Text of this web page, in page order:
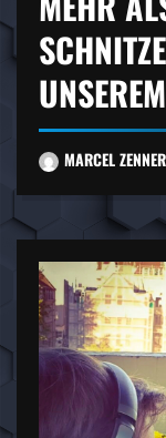
MARCEL ZENNER